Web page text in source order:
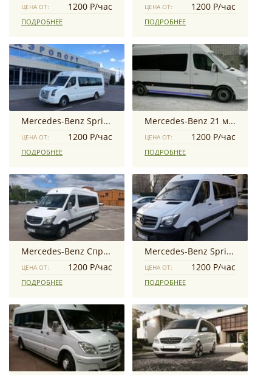
ЦЕНА ОТ: 1200 Р/час
ПОДРОБНЕЕ
ЦЕНА ОТ: 1200 Р/час
ПОДРОБНЕЕ
Mercedes-Benz Sprinter
ЦЕНА ОТ: 1200 Р/час
ПОДРОБНЕЕ
Mercedes-Benz 21 место
ЦЕНА ОТ: 1200 Р/час
ПОДРОБНЕЕ
Mercedes-Benz Спринтер
ЦЕНА ОТ: 1200 Р/час
ПОДРОБНЕЕ
Mercedes-Benz Sprinter Luxe
ЦЕНА ОТ: 1200 Р/час
ПОДРОБНЕЕ